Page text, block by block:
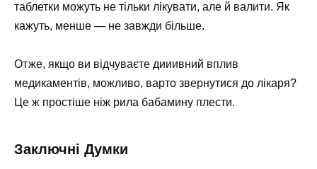
таблетки можуть не тільки лікувати, але й валити. Як
кажуть, менше — не завжди більше.
Отже, якщо ви відчуваєте дииивний вплив
медикаментів, можливо, варто звернутися до лікаря?
Це ж простіше ніж рила бабамину плести.
Заключні Думки